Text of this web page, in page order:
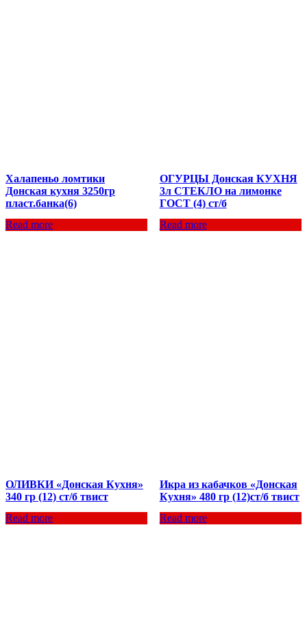
Халапеньо ломтики
Донская кухня 3250гр
пласт.банка(6)
Read more
ОГУРЦЫ Донская КУХНЯ
3л СТЕКЛО на лимонке
ГОСТ (4) ст/б
Read more
ОЛИВКИ «Донская Кухня»
340 гр (12) ст/б твист
Read more
Икра из кабачков «Донская
Кухня» 480 гр (12)ст/б твист
Read more